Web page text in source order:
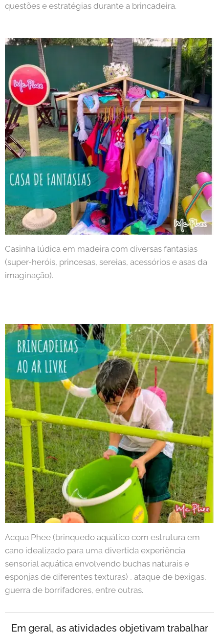
questões e estratégias durante a brincadeira.
Casinha lúdica em madeira com diversas fantasias
(super-heróis, princesas, sereias, acessórios e asas da
imaginação).
Acqua Phee (brinquedo aquático com estrutura em
cano idealizado para uma divertida experiência
sensorial aquática envolvendo buchas naturais e
esponjas de diferentes texturas) , ataque de bexigas,
guerra de borrifadores, entre outras.
Em geral, as atividades objetivam trabalhar